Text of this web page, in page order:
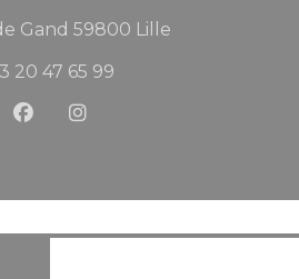
Gand 59800 Lille
20 47 65 99
Facebook ((apre una nuova
Instagram ((apre una